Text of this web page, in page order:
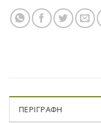
ΠΕΡΙΓΡΑΦΉ